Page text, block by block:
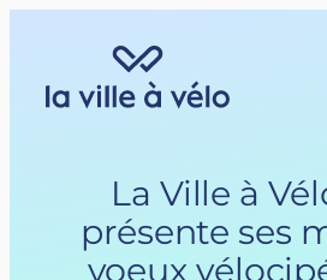
La Ville à
présente ses
voeux